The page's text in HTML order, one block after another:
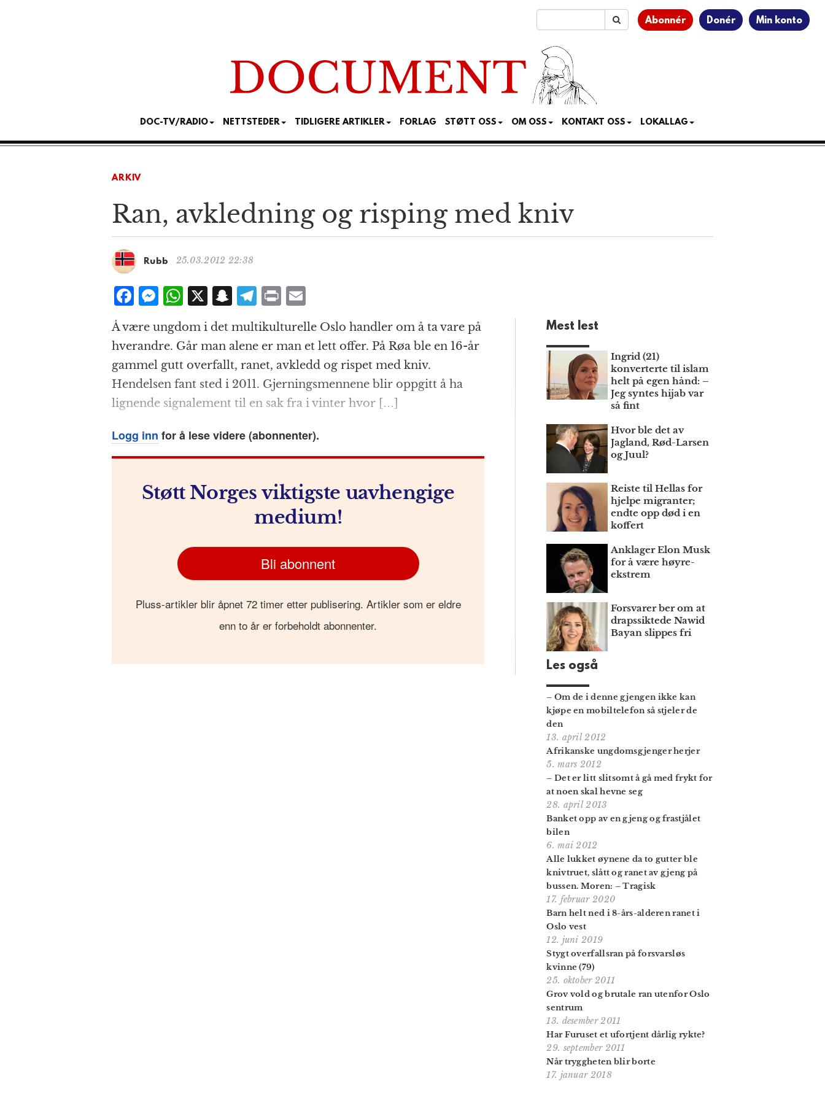
Abonnér Donér Min konto
DOC-TV/RADIO NETTSTEDER TIDLIGERE ARTIKLER FORLAG STØTT OSS OM OSS KONTAKT OSS LOKALLAG
ARKIV
Ran, avkledning og risping med kniv
Rubb 25.03.2012 22:38
F
c
e
b
o
o
k
M
ss
e
n
g
e
r
W
at
s
A
p
p
X S
a
p
c
h
at
T
el
e
g
r
a
m
P
n
t
m
ai
l
Å være ungdom i det multikulturelle Oslo handler om å ta vare på
hverandre. Går man alene er man et lett offer. På Røa ble en 16-år
gammel gutt overfallt, ranet, avkledd og rispet med kniv.
Hendelsen fant sted i 2011. Gjerningsmennene blir oppgitt å ha
lignende signalement til en sak fra i vinter hvor […]
Logg inn for å lese videre (abonnenter).
Støtt Norges viktigste uavhengige
medium!
Bli abonnent
Pluss-artikler blir åpnet 72 timer etter publisering. Artikler som er eldre
enn to år er forbeholdt abonnenter.
Mest lest
Ingrid (21)
konverterte til islam
helt på egen hånd: –
Jeg syntes hijab var
så fint
Hvor ble det av
Jagland, Rød-Larsen
og Juul?
Reiste til Hellas for
hjelpe migranter;
endte opp død i en
koffert
Anklager Elon Musk
for å være høyre­
ekstrem
Forsvarer ber om at
draps­siktede Nawid
Bayan slippes fri
Les også
– Om de i denne gjengen ikke kan
kjøpe en mobiltelefon så stjeler de
den
13. april 2012
Afrikanske ungdomsgjenger herjer
5. mars 2012
– Det er litt slitsomt å gå med frykt for
at noen skal hevne seg
28. april 2013
Banket opp av en gjeng og frastjålet
bilen
6. mai 2012
Alle lukket øynene da to gutter ble
knivtruet, slått og ranet av gjeng på
bussen. Moren: – Tragisk
17. februar 2020
Barn helt ned i 8-års-alderen ranet i
Oslo vest
12. juni 2019
Stygt overfallsran på forsvarsløs
kvinne (79)
25. oktober 2011
Grov vold og brutale ran utenfor Oslo
sentrum
13. desember 2011
Har Furuset et ufortjent dårlig rykte?
29. september 2011
Når tryggheten blir borte
17. januar 2018